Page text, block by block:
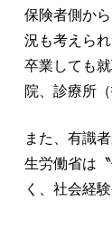
保険者側か
況も考えら
卒業しても
院、診療所
また、有識
生労働省は
く、社会経